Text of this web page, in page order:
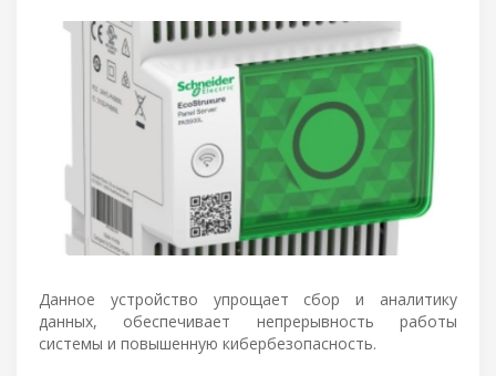
Данное устройство упрощает сбор и аналитику
данных, обеспечивает непрерывность работы
системы и повышенную кибербезопасность.